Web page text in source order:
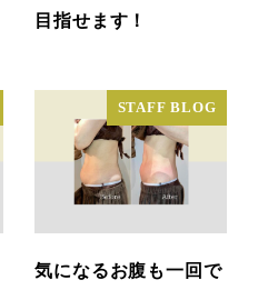
目指せます！
STAFF BLOG
気になるお腹も一回で